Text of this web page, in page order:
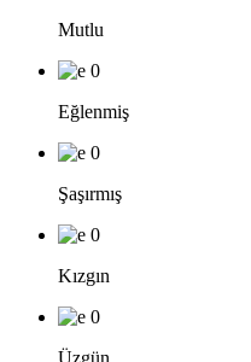
Mutlu
0
Eğlenmiş
0
Şaşırmış
0
Kızgın
0
Üzgün